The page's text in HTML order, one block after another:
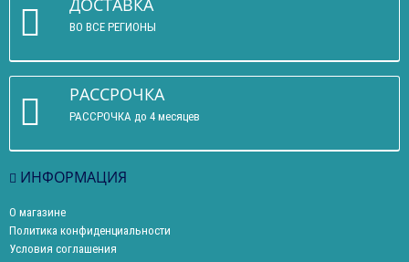
ДОСТАВКА
ВО ВСЕ РЕГИОНЫ
РАССРОЧКА
РАССРОЧКА до 4 месяцев
ИНФОРМАЦИЯ
О магазине
Политика конфиденциальности
Условия соглашения